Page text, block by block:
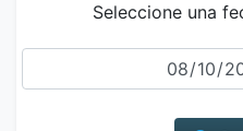
Seleccione una